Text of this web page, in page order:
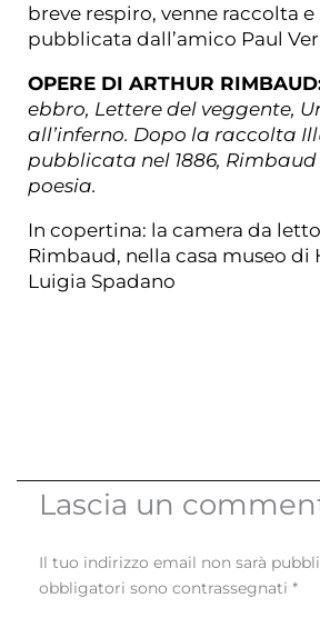
breve respiro, venne raccolta
pubblicata dall’amico Paul
OPERE DI ARTHUR
ebbro, Lettere del veggente,
all’inferno. Dopo la raccolta
pubblicata nel 1886,
poesia.
In copertina: la camera da
Rimbaud, nella casa museo di
Luigia Spadano
Lascia un
Il tuo indirizzo email non sarà
obbligatori sono contrassegnati *